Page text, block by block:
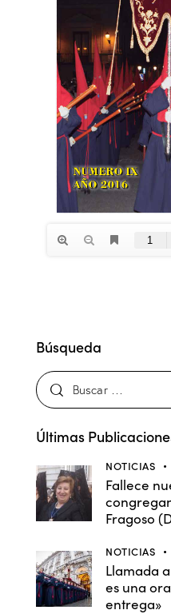
Búsqueda
Últimas
NOTICIAS
Fallece
Fragoso
NOTICIAS
Llamada
es una
entrega»